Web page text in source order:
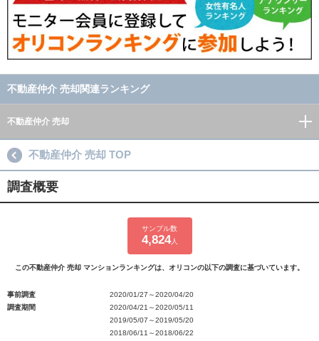
不動産仲介 売却関連ランキング
不動産仲介 売却
不動産仲介 売却 TOP
調査概要
サンプル数
4,824人
この不動産仲介 売却 マンションランキングは、オリコンの以下の調査に基づいています。
事前調査
2020/01/27～2020/04/20
調査期間
2020/04/21～2020/05/11
2019/05/07～2019/05/20
2018/06/11～2018/06/22